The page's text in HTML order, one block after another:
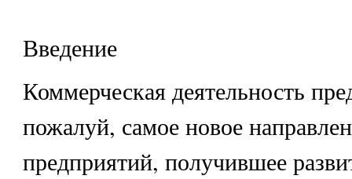
Введение
Коммерческая деятельность
пожалуй, самое новое
предприятий, получившее